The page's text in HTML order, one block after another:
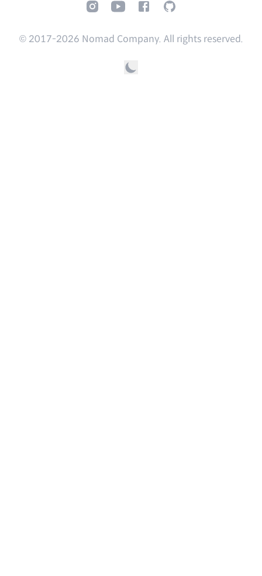
InstagramYoutubeFacebookGitHub
© 2017-2026 Nomad Company. All rights reserved.